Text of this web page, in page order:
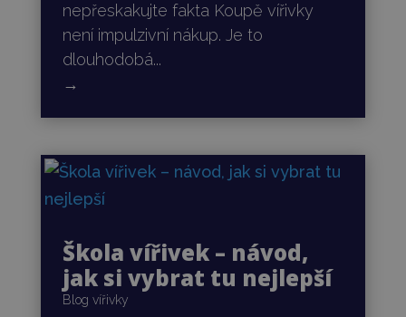
nepřeskakujte fakta Koupě vířivky
není impulzivní nákup. Je to
dlouhodobá...
→
Škola vířivek – návod,
jak si vybrat tu nejlepší
Blog vířivky